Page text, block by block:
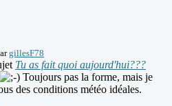
gillesF78
Tu as fait quoi aujourd'hui???
Toujours pas la forme, mais je
des conditions météo idéales.